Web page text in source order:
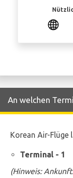
An welchen
Korean Air-Flüge
Terminal - 1
(Hinweis: